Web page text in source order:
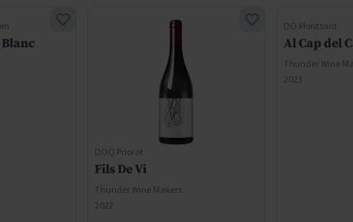
DOQ Priorat
Fils De Vi
Thunder Wine Makers
2022
DO Montsant
Al Cap del
Thunder Wine
2023